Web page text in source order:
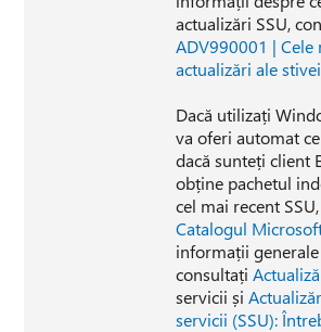
actualizări SSU,
ADV990001 | Cele
actualizări ale
Dacă utilizați
va oferi automat
dacă sunteți client
obține pachetul
cel mai recent
Catalogul
informații
consultați
servicii și
servicii (SSU):